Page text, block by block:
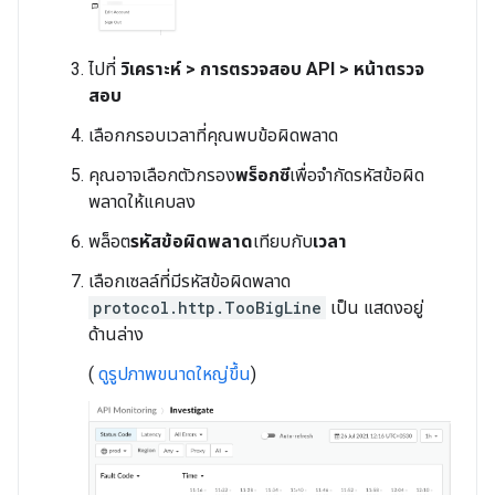
ไปที่ วิเคราะห์ > การตรวจสอบ API > หน้าตรวจ
สอบ
เลือกกรอบเวลาที่คุณพบข้อผิดพลาด
คุณอาจเลือกตัวกรองพร็อกซีเพื่อจำกัดรหัสข้อผิด
พลาดให้แคบลง
พล็อตรหัสข้อผิดพลาดเทียบกับเวลา
เลือกเซลล์ที่มีรหัสข้อผิดพลาด
protocol.http.TooBigLine เป็น แสดงอยู่
ด้านล่าง
( ดูรูปภาพขนาดใหญ่ขึ้น)